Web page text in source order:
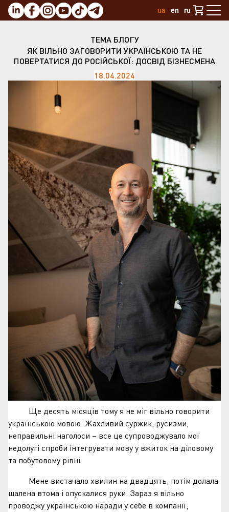
ua en ru
ТЕМА БЛОГУ
18.04.2024
ЯК ВІЛЬНО ЗАГОВОРИТИ УКРАЇНСЬКОЮ ТА НЕ
ПОВЕРТАТИСЯ ДО РОСІЙСЬКОЇ: ДОСВІД БІЗНЕСМЕНА
Ще десять місяців тому я не міг вільно говорити
українською мовою. Жахливий суржик, русизми,
неправильні наголоси – все це супроводжувало мої
недолугі спроби інтегрувати мову у вжиток на діловому
та побутовому рівні.
Мене вистачало хвилин на двадцять, потім долала
шалена втома і опускалися руки. Зараз я вільно
проводжу українською наради у себе в компанії,